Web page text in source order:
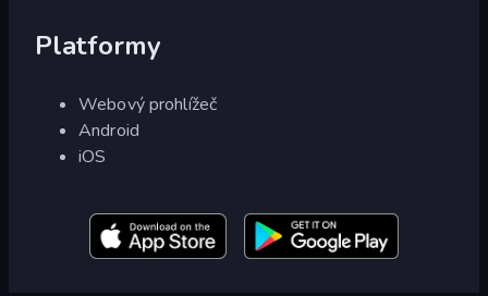
Platformy
Webový prohlížeč
Android
iOS